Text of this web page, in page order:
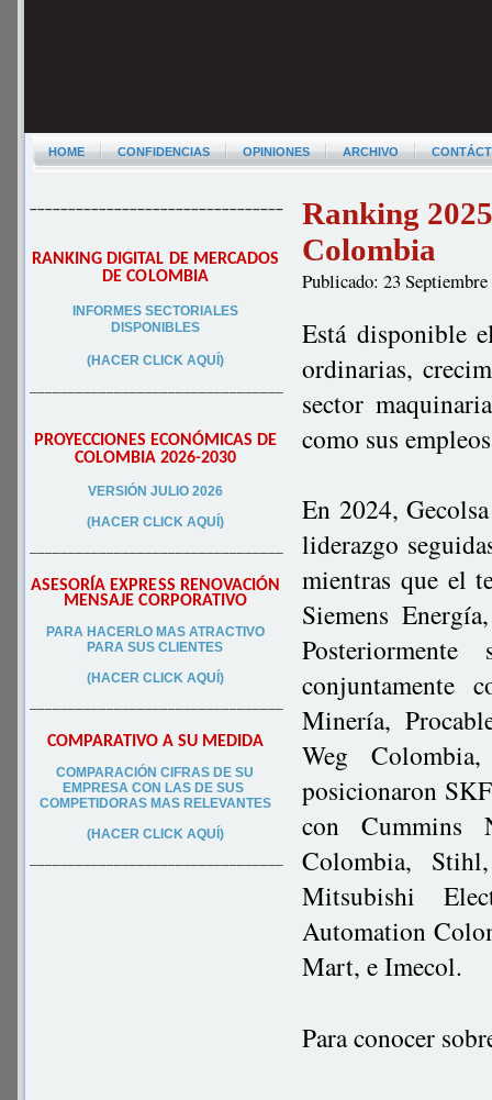
HOME CONFIDENCIAS OPINIONES ARCHIVO
–––––––––––––––––––––––––––––––––
RANKING DIGITAL DE MERCADOS
DE COLOMBIA
INFORMES SECTORIALES
DISPONIBLES
(HACER CLICK AQUÍ)
–––––––––––––––––––––––––––––––––
PROYECCIONES ECONÓMICAS DE
COLOMBIA 2026-2030
VERSIÓN JULIO 2026
(HACER CLICK AQUÍ)
–––––––––––––––––––––––––––––––––
ASESORÍA EXPRESS RENOVACIÓN
MENSAJE CORPORATIVO
PARA HACERLO MAS ATRACTIVO
PARA SUS CLIENTES
(HACER CLICK AQUÍ)
–––––––––––––––––––––––––––––––––
COMPARATIVO A SU MEDIDA
COMPARACIÓN CIFRAS DE SU
EMPRESA CON LAS DE SUS
COMPETIDORAS MAS RELEVANTES
(HACER CLICK AQUÍ)
–––––––––––––––––––––––––––––––––
Ranking
Colombia
Publicado: 23
Está disponible
ordinarias,
sector
como sus
En 2024,
liderazgo
mientras que el
Siemens
conjuntamente
Minería,
Weg
posicionaron
con Cummins
Colombia,
Mitsubishi
Automation
Mart, e Imecol.
Para conocer